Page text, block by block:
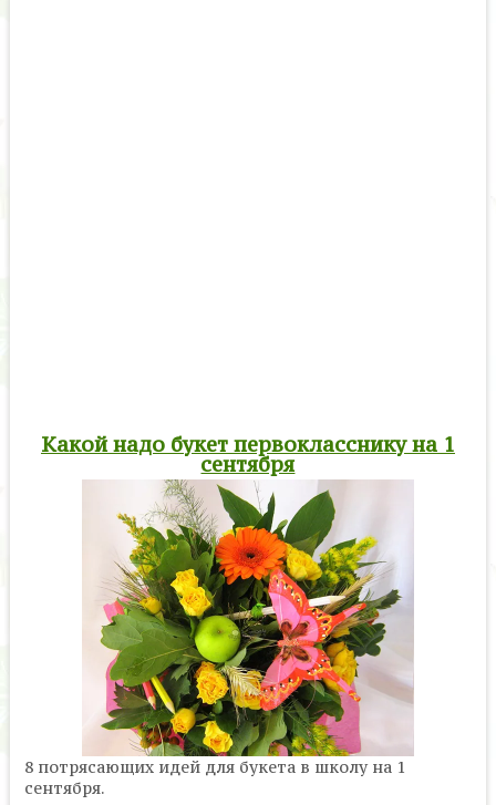
Какой надо букет первокласснику на 1
сентября
8 потрясающих идей для букета в школу на 1
сентября.